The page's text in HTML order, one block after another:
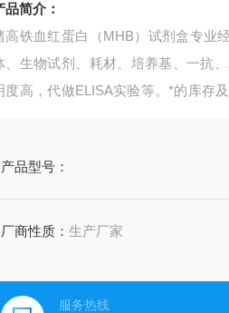
品简介：
高铁血红蛋白（MHB）试剂盒专业
、生物试剂、耗材、培养基、一抗
度高，代做ELISA实验等。*的库存
产品型号：
厂商性质：生产厂家
服务热线